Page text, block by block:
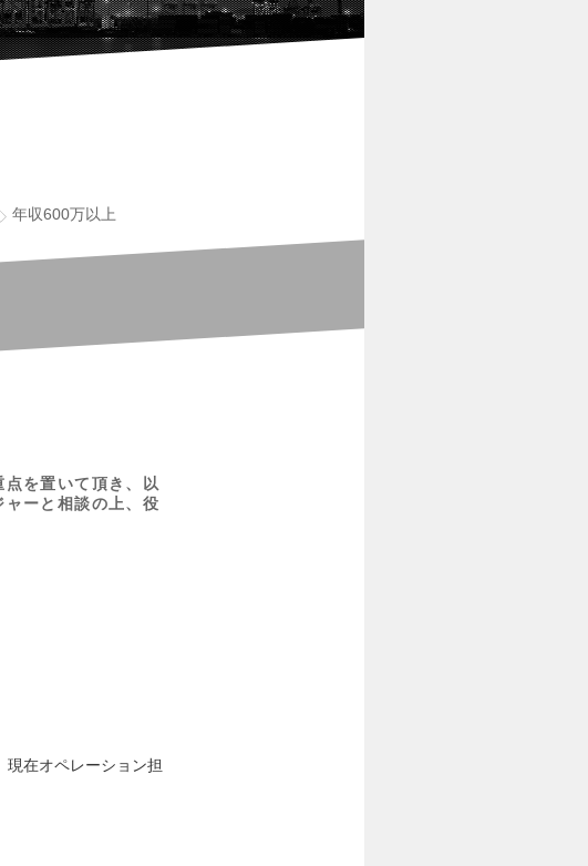
年収600万以上
を置いて頂き、以
ーと相談の上、役
在オペレーション担